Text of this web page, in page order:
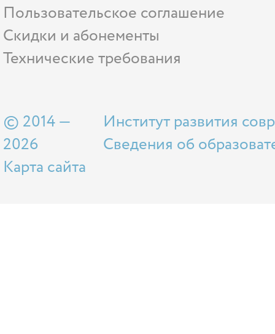
Пользовательское соглашение
Скидки и абонементы
Технические требования
© 2014 —
2026
Карта сайта
Институт развития
Сведения об